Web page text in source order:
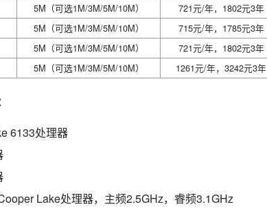
5M（可选1M/3M/5M/10M）
721元/年，1802元3年
5M（可选1M/3M/5M/10M）
715元/年，1785元3年
5M（可选1M/3M/5M/10M）
721元/年，1802元3年
5M（可选1M/3M/5M/10M） 1261元/年，3242元3年
6133处理器
Lake处理器，主频2.5GHz，睿频3.1GHz